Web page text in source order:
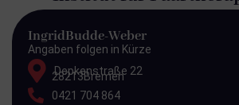
IngridBudde-Weber
Angaben folgen in Kürze
Depkenstraße 22
28213Bremen
0421 704 864